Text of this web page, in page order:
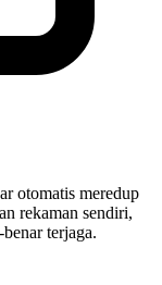
otomatis meredup
rekaman sendiri,
terjaga.